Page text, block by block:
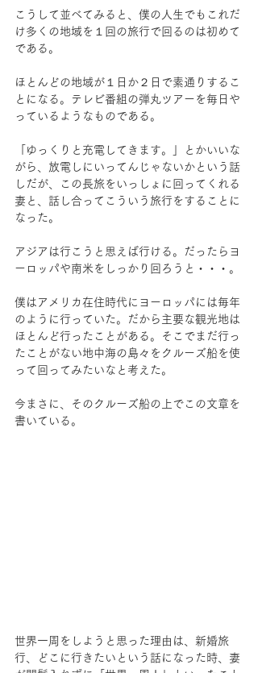
こうして並べてみると、僕の人生でもこれだ
け多くの地域を１回の旅行で回るのは初めて
である。
ほとんどの地域が１日か２日で素通りするこ
とになる。テレビ番組の弾丸ツアーを毎日や
っているようなものである。
「ゆっくりと充電してきます。」とかいいな
がら、放電しにいってんじゃないかという話
しだが、この長旅をいっしょに回ってくれる
妻と、話し合ってこういう旅行をすることに
なった。
アジアは行こうと思えば行ける。だったらヨ
ーロッパや南米をしっかり回ろうと・・・。
僕はアメリカ在住時代にヨーロッパには毎年
のように行っていた。だから主要な観光地は
ほとんど行ったことがある。そこでまだ行っ
たことがない地中海の島々をクルーズ船を使
って回ってみたいなと考えた。
今まさに、そのクルーズ船の上でこの文章を
書いている。
世界一周をしようと思った理由は、新婚旅
行、どこに行きたいという話になった時、妻